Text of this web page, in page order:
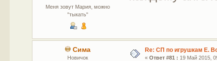
Меня зовут Мария, можно
"тыкать"
Сима
Новичок
Re: СП по игрушкам Е.
« Ответ #81 : 19 Май 2015,